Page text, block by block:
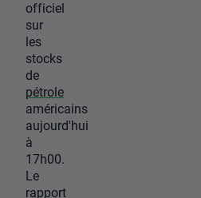
officiel
sur
les
stocks
de
pétrole
américains
aujourd'hui
à
17h00.
Le
rapport